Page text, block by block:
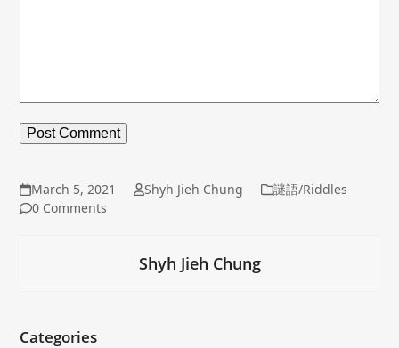
March 5, 2021 Shyh Jieh Chung
謎語/Riddles
0 Comments
Shyh Jieh Chung
Categories